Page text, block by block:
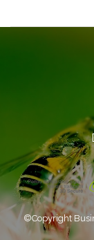
©Copyright